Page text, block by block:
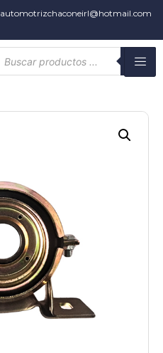
automotrizchaconeirl@hotmail.com